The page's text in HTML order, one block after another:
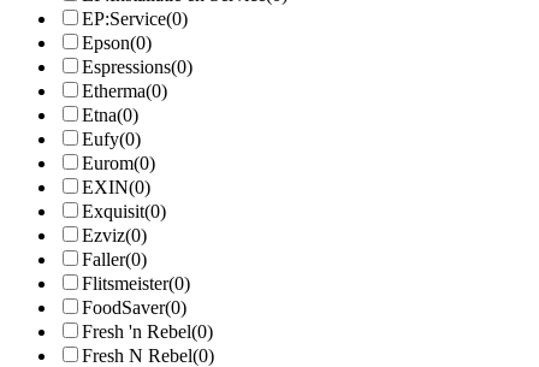
EP:Service(0)
Epson(0)
Espressions(0)
Etherma(0)
Etna(0)
Eufy(0)
Eurom(0)
EXIN(0)
Exquisit(0)
Ezviz(0)
Faller(0)
Flitsmeister(0)
FoodSaver(0)
Fresh 'n Rebel(0)
Fresh N Rebel(0)